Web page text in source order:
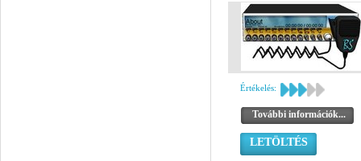
Értékelés:
További információk...
LETÖLTÉS